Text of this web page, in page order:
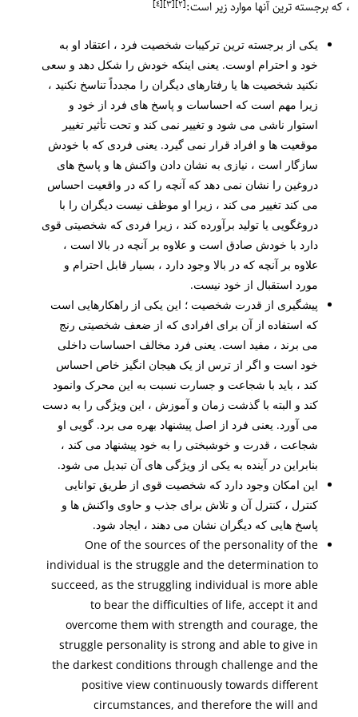
، که برجسته ترین آنها موارد زیر است:[٢] [٣] [٤]
یکی از برجسته ترین ترکیبات شخصیت فرد ، اعتقاد او به
خود و احترام اوست. یعنی اینکه خودش را شکل دهد و سعی
نکنید شخصیت ها یا رفتارهای دیگران را مجدداً تناسخ نکنید ،
زیرا مهم است که احساسات و پاسخ های فرد از خود و
استوار ناشی می شود و تغییر نمی کند و تحت تأثیر تغییر
موقعیت ها و افراد قرار نمی گیرد. یعنی فردی که با خودش
سازگار است ، نیازی به نشان دادن واکنش ها و پاسخ های
دروغین را نشان نمی دهد که آنچه را که در واقعیت احساس
می کند تغییر می کند ، زیرا او موظف نیست دیگران را با
دروغگویی یا تولید برآورده کند ، زیرا فردی که شخصیتی قوی
دارد با خودش صادق است و علاوه بر آنچه در بالا است ،
علاوه بر آنچه که در بالا وجود دارد ، بسیار قابل احترام و
مورد استقبال از خود نیست.
پیشگیری از قدرت شخصیت ؛ این یکی از راهکارهایی است
که استفاده از آن برای افرادی که از ضعف شخصیتی رنج
می برند ، مفید است. یعنی فرد مخالف احساسات داخلی
خود است و اگر از ترس از یک هیجان انگیز خاص احساس
کند ، باید با شجاعت و جسارت نسبت به این محرک وانمود
کند و البته با گذشت زمان و آموزش ، این ویژگی را به دست
می آورد. یعنی فرد از اصل پیشنهاد بهره می برد. گویی او
شجاعت ، قدرت و خوشبختی را به خود پیشنهاد می کند ،
بنابراین در آینده به یکی از ویژگی های آن تبدیل می شود.
این امکان وجود دارد که شخصیت قوی از طریق توانایی
کنترل ، کنترل آن و تلاش برای جذب و حاوی واکنش ها و
پاسخ هایی که دیگران نشان می دهند ، ایجاد شود.
One of the sources of the personality of the
individual is the struggle and the determination to
succeed, as the struggling individual is more able
to bear the difficulties of life, accept it and
overcome them with strength and courage, the
struggle personality is strong and able to give in
the darkest conditions through challenge and the
positive view continuously towards different
circumstances, and therefore the will and